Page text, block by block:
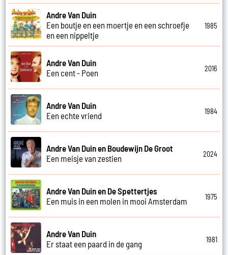
Andre Van Duin
Een boutje en een moertje en een schroefje
en een nippeltje
1985
Andre Van Duin
Een cent - Poen
2016
Andre Van Duin
Een echte vriend
1984
Andre Van Duin en Boudewijn De Groot
Een meisje van zestien
2024
Andre Van Duin en De Spettertjes
Een muis in een molen in mooi Amsterdam
1975
Andre Van Duin
Er staat een paard in de gang
1981